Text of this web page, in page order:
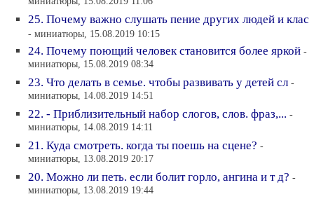
25. Почему важно слушать пение других людей и клас
- миниатюры, 15.08.2019 10:15
24. Почему поющий человек становится более яркой -
миниатюры, 15.08.2019 08:34
23. Что делать в семье. чтобы развивать у детей сл -
миниатюры, 14.08.2019 14:51
22. - Приблизительный набор слогов, слов. фраз,... -
миниатюры, 14.08.2019 14:11
21. Куда смотреть. когда ты поешь на сцене? -
миниатюры, 13.08.2019 20:17
20. Можно ли петь. если болит горло, ангина и т д? -
миниатюры, 13.08.2019 19:44